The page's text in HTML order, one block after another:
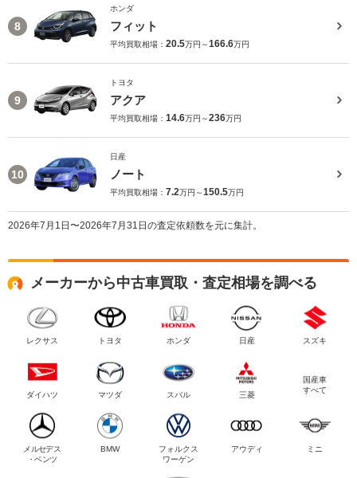
8
ホンダ
フィット
平均買取相場： 20.5万円～166.6万円
9
トヨタ
アクア
平均買取相場： 14.6万円～236万円
10
日産
ノート
平均買取相場： 7.2万円～150.5万円
2026年7月1日〜2026年7月31日の査定依頼数を元に集計。
メーカーから中古車買取・査定相場を調べる
レクサス トヨタ ホンダ 日産 スズキ
ダイハツ マツダ スバル 三菱
国産車
すべて
メルセデス
・ベンツ
BMW
フォルクス
ワーゲン
アウディ ミニ